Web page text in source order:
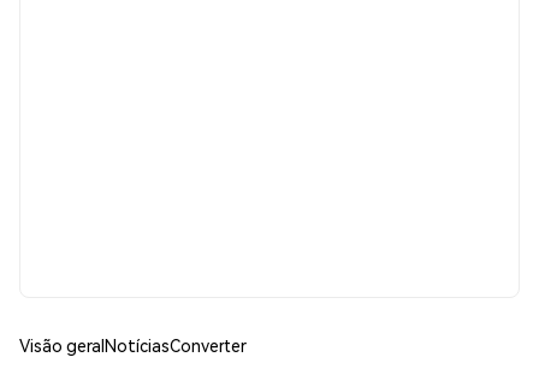
Visão geralNotíciasConverter